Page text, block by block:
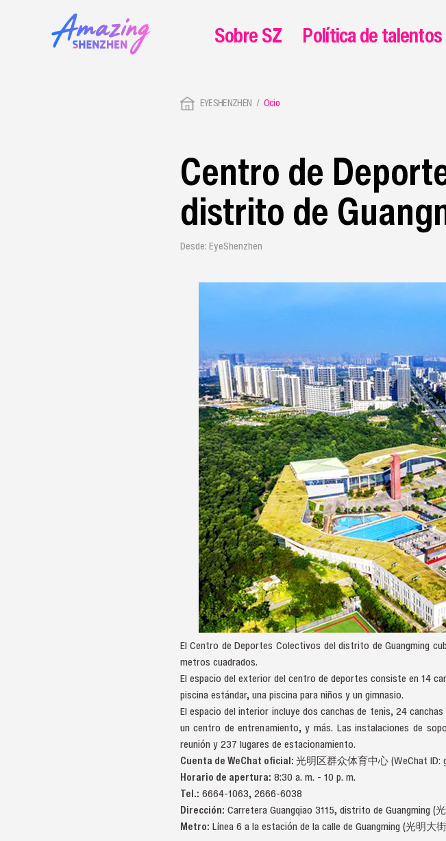
EYESHENZHEN Ocio
Centro de
distrito de
Desde: EyeShenzhen
El Centro de Deportes Colectivos del distrito de Guangming
metros cuadrados.
El espacio del exterior del centro de deportes consiste en 14
piscina estándar, una piscina para niños y un gimnasio.
El espacio del interior incluye dos canchas de tenis, 24
un centro de entrenamiento, y más. Las instalaciones de
reunión y 237 lugares de estacionamiento.
Cuenta de WeChat oficial:光明区群众体育中心 (WeChat ID:
Horario de apertura: 8:30 a. m. - 10 p. m.
Tel.: 6664-1063, 2666-6038
Dirección: Carretera Guangqiao 3115, distrito de Guangming
Metro: Línea 6 a la estación de la calle de Guangming (光明大
Sobre SZ Política de talentos